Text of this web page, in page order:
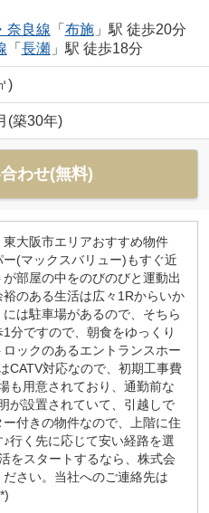
奈良線 「 布施」駅 徒歩20分
「 長瀬」駅 徒歩18分
)
(築30年)
わせ(無料)
大阪市エリアおすすめ物件
ー(マックスバリュー)もすぐ近
部屋の中をのびのびと運動出
のある生活は広々1Rからいか
は駐車場があるので、そちら
分ですので、朝食をゆっくり
ックのあるエントランスホー
CATV対応なので、初期工事費
も用意されており、通勤前な
が設置されていて、引越しで
付きの物件なので、上階に住
行く先に応じて安い経路を選
をスタートするなら、株式会
さい。当社へのご連絡先は